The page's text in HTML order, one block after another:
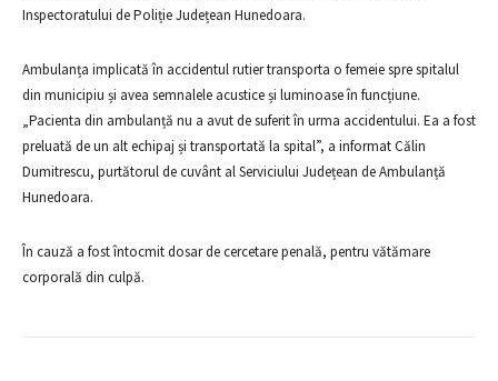
Inspectoratului de Poliție Județean Hunedoara.
Ambulanța implicată în accidentul rutier transporta o femeie spre spitalul
din municipiu și avea semnalele acustice și luminoase în funcțiune.
„Pacienta din ambulanță nu a avut de suferit în urma accidentului. Ea a fost
preluată de un alt echipaj și transportată la spital”, a informat Călin
Dumitrescu, purtătorul de cuvânt al Serviciului Județean de Ambulanță
Hunedoara.
În cauză a fost întocmit dosar de cercetare penală, pentru vătămare
corporală din culpă.